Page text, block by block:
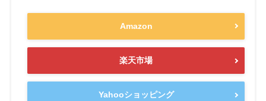
Amazon
楽天市場
Yahooショッピング